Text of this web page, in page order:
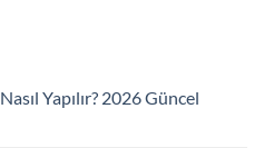
Yapılır? 2026 Güncel